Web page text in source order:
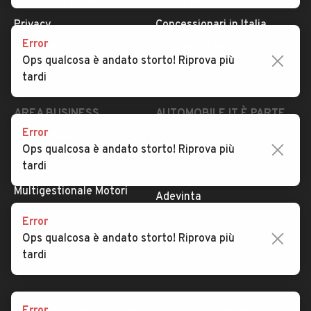
Privacy
Impostazioni Privacy
Security
Concessionari in Italia
Valutazione auto
AREA BUSINESS
Registrazione
concessionario
Multigestionale Motori
AUTOMOBILE.IT È PARTE
subito.it
Adevinta
SEGUICI
Error
Ops qualcosa è andato storto! Riprova più
tardi
Error
Ops qualcosa è andato storto! Riprova più
tardi
Error
Ops qualcosa è andato storto! Riprova più
tardi